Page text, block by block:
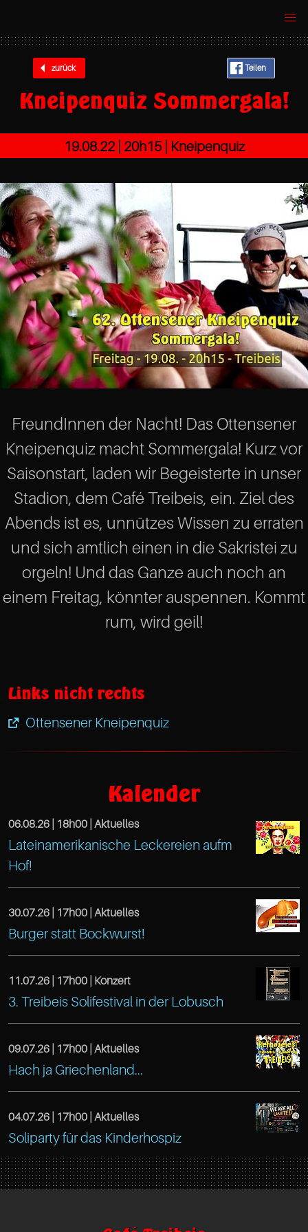
zurück Teilen
Kneipenquiz Sommergala!
19.08.22 | 20h15 | Kneipenquiz
FreundInnen der Nacht! Das Ottensener
Kneipenquiz macht Sommergala! Kurz vor
Saisonstart, laden wir Begeisterte in unser
Stadion, dem Café Treibeis, ein. Ziel des
Abends ist es, unnützes Wissen zu erraten
und sich amtlich einen in die Sakristei zu
orgeln! Und das Ganze auch noch an
einem Freitag, könnter auspennen. Kommt
rum, wird geil!
Links nicht rechts
Ottensener Kneipenquiz
https://www.facebook.com/
Altona
Gaußstr.
Hamburg
22765
Hamburg
DE
Kalender
06.08.26 | 18h00 | Aktuelles
Lateinamerikanische Leckereien aufm
Hof!
https://www.facebook.com/
Treibeis
Altona
Gaußstr.
25
Hamburg
Hamburg
DE
30.07.26 | 17h00 | Aktuelles
Burger statt Bockwurst!
https://www.facebook.com/
Café
Treibeis
Altona
Hamburg
DE
11.07.26 | 17h00 | Konzert
3. Treibeis Solifestival in der Lobusch
https://www.facebook.com/
Café
Treibeis
Altona
22765
09.07.26 | 17h00 | Aktuelles
Hach ja Griechenland...
https://www.facebook.com/
Café
Treibeis
Altona
Gaußstr.
25
04.07.26 | 17h00 | Aktuelles
Soliparty für das Kinderhospiz
https://www.facebook.com/
Café
Treibeis